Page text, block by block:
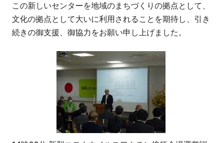
この新しいセンターを地域のまちづくりの拠点として、
文化の拠点として大いに利用されることを期待し、引き
続きの御支援、御協力をお願い申し上げました。